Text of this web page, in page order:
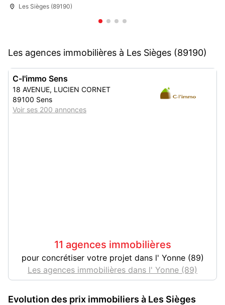
Les Sièges (89190)
Les agences immobilières à Les Sièges (89190)
C-l'immo Sens
18 AVENUE, LUCIEN CORNET
89100 Sens
Voir ses 200 annonces
11 agences immobilières
pour concrétiser votre projet dans l' Yonne (89)
Les agences immobilières dans l' Yonne (89)
Evolution des prix immobiliers à Les Sièges